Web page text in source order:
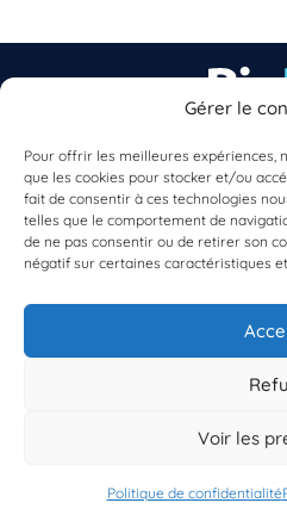
Gérer le
Pour offrir les meilleures expériences,
que les cookies pour stocker et/ou
fait de consentir à ces technologies
telles que le comportement de
de ne pas consentir ou de retirer son
négatif sur certaines caractéristiques
Voir les
Politique de confidentialité
S'INSCRIRE À LA